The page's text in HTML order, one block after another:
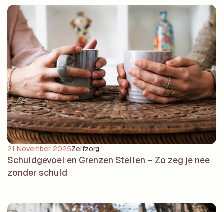
21 November 2025Zelfzorg
Schuldgevoel en Grenzen Stellen – Zo zeg je nee
zonder schuld